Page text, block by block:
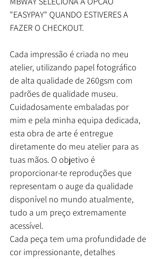
"EASYPAY" QUANDO ESTIVERES A
FAZER O CHECKOUT.
Cada impressão é criada no meu
atelier, utilizando papel fotográfico
de alta qualidade de 260gsm com
padrões de qualidade museu.
Cuidadosamente embaladas por
mim e pela minha equipa dedicada,
esta obra de arte é entregue
diretamente do meu atelier para as
tuas mãos. O objetivo é
proporcionar-te reproduções que
representam o auge da qualidade
disponível no mundo atualmente,
tudo a um preço extremamente
acessível.
Cada peça tem uma profundidade de
cor impressionante, detalhes